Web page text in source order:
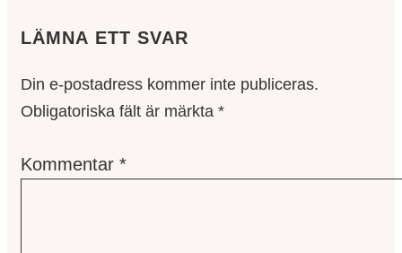
LÄMNA ETT SVAR
Din e-postadress kommer inte publiceras.
Obligatoriska fält är märkta *
Kommentar *